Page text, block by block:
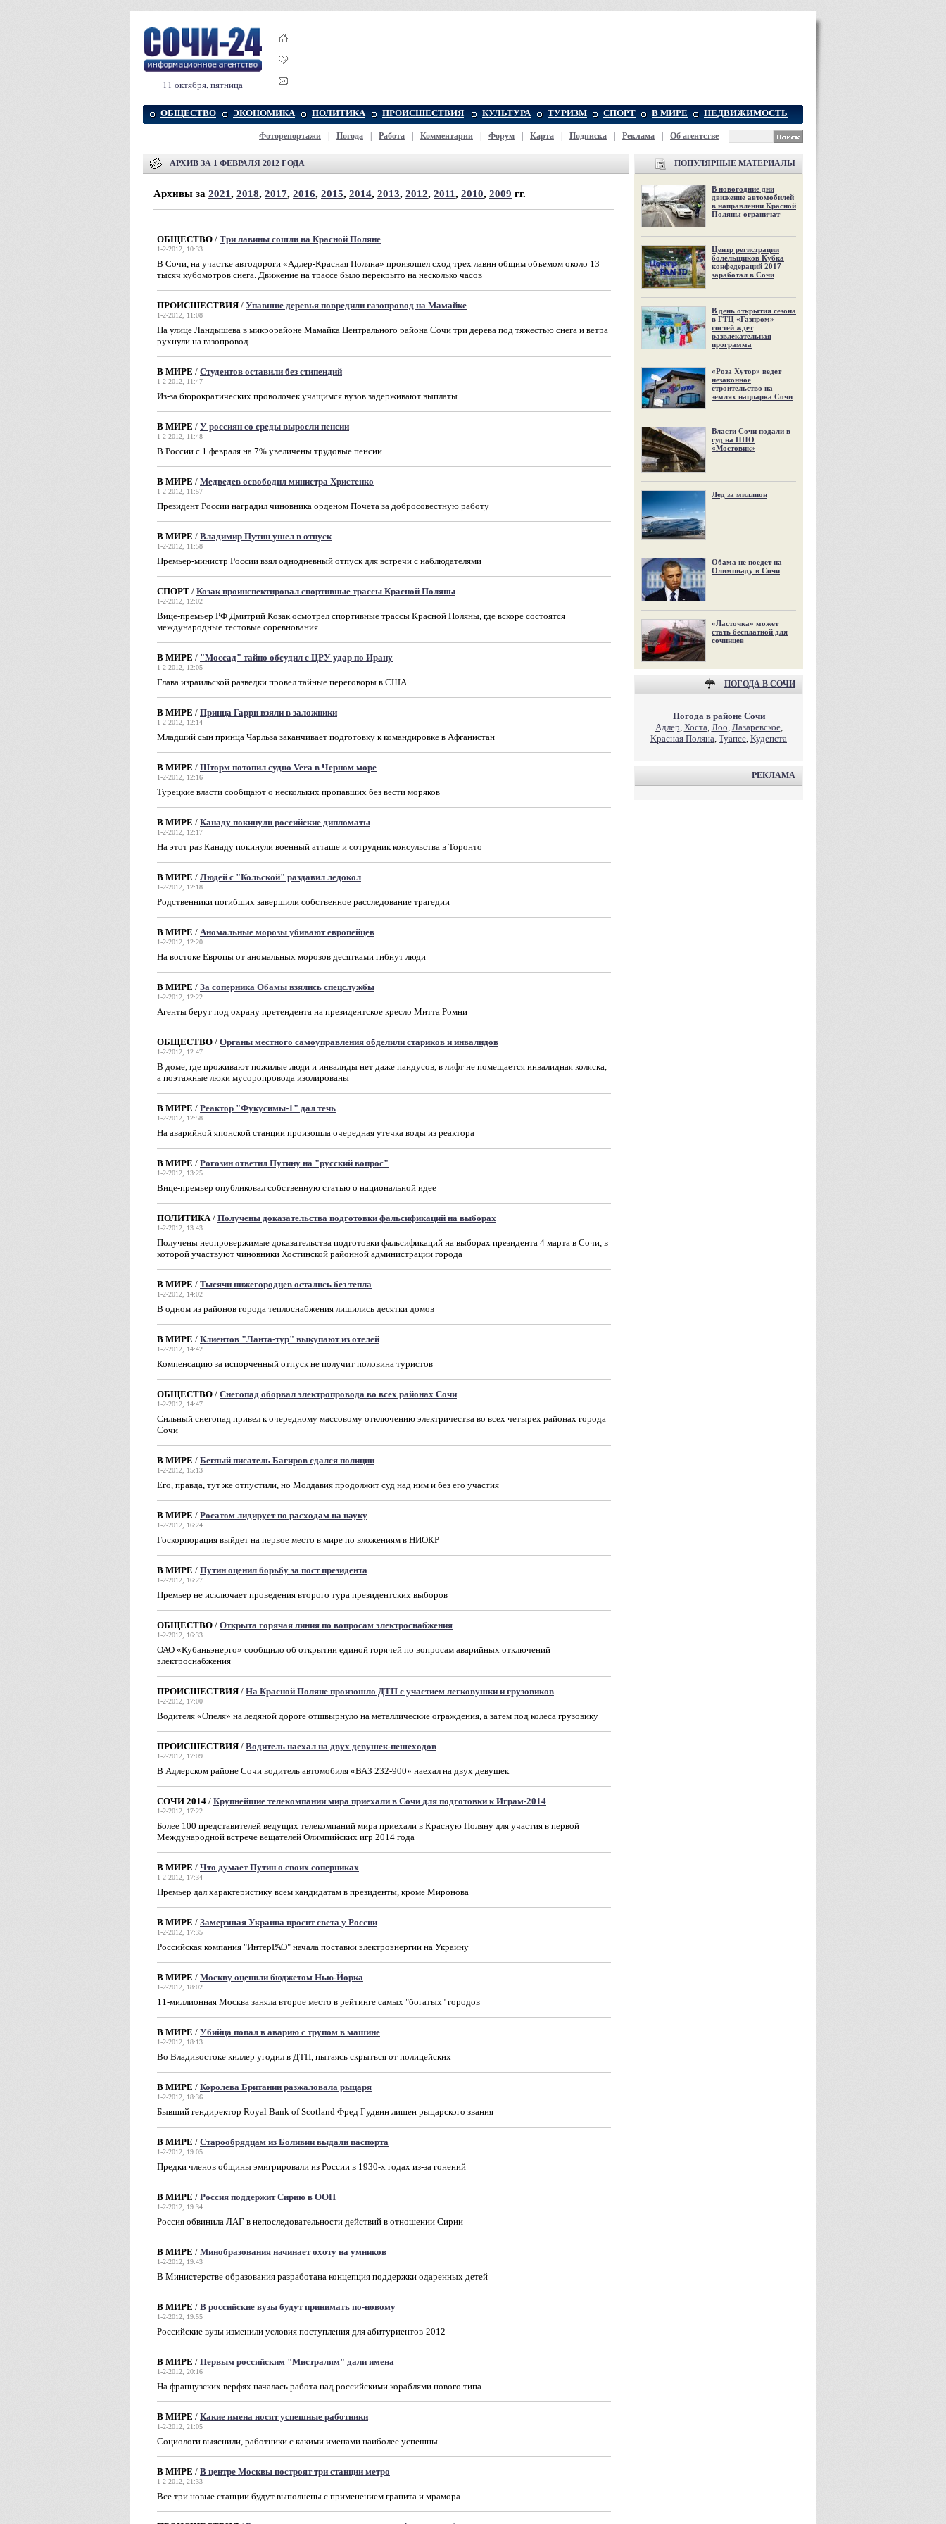
11 октября, пятница
ОБЩЕСТВО ЭКОНОМИКА ПОЛИТИКА ПРОИСШЕСТВИЯ КУЛЬТУРА ТУРИЗМ СПОРТ В МИРЕ НЕДВИЖИМОСТЬ
Фоторепортажи Погода Работа Комментарии Форум Карта Подписка Реклама Об агентстве
АРХИВ ЗА 1 ФЕВРАЛЯ 2012 ГОДА
Архивы за 2021, 2018, 2017, 2016, 2015, 2014, 2013, 2012, 2011, 2010, 2009 гг.
ОБЩЕСТВО / Три лавины сошли на Красной Поляне
1-2-2012, 10:33
В Сочи, на участке автодороги «Адлер-Красная Поляна» произошел сход трех лавин общим объемом около 13
тысяч кубомотров снега. Движение на трассе было перекрыто на несколько часов
ПРОИСШЕСТВИЯ / Упавшие деревья повредили газопровод на Мамайке
1-2-2012, 11:08
На улице Ландышева в микрорайоне Мамайка Центрального района Сочи три дерева под тяжестью снега и ветра
рухнули на газопровод
В МИРЕ / Студентов оставили без стипендий
1-2-2012, 11:47
Из-за бюрократических проволочек учащимся вузов задерживают выплаты
В МИРЕ / У россиян со среды выросли пенсии
1-2-2012, 11:48
В России с 1 февраля на 7% увеличены трудовые пенсии
В МИРЕ / Медведев освободил министра Христенко
1-2-2012, 11:57
Президент России наградил чиновника орденом Почета за добросовестную работу
В МИРЕ / Владимир Путин ушел в отпуск
1-2-2012, 11:58
Премьер-министр России взял однодневный отпуск для встречи с наблюдателями
СПОРТ / Козак проинспектировал спортивные трассы Красной Поляны
1-2-2012, 12:02
Вице-премьер РФ Дмитрий Козак осмотрел спортивные трассы Красной Поляны, где вскоре состоятся
международные тестовые соревнования
В МИРЕ / "Моссад" тайно обсудил с ЦРУ удар по Ирану
1-2-2012, 12:05
Глава израильской разведки провел тайные переговоры в США
В МИРЕ / Принца Гарри взяли в заложники
1-2-2012, 12:14
Младший сын принца Чарльза заканчивает подготовку к командировке в Афганистан
В МИРЕ / Шторм потопил судно Vera в Черном море
1-2-2012, 12:16
Турецкие власти сообщают о нескольких пропавших без вести моряков
В МИРЕ / Канаду покинули российские дипломаты
1-2-2012, 12:17
На этот раз Канаду покинули военный атташе и сотрудник консульства в Торонто
В МИРЕ / Людей с "Кольской" раздавил ледокол
1-2-2012, 12:18
Родственники погибших завершили собственное расследование трагедии
В МИРЕ / Аномальные морозы убивают европейцев
1-2-2012, 12:20
На востоке Европы от аномальных морозов десятками гибнут люди
В МИРЕ / За соперника Обамы взялись спецслужбы
1-2-2012, 12:22
Агенты берут под охрану претендента на президентское кресло Митта Ромни
ОБЩЕСТВО / Органы местного самоуправления обделили стариков и инвалидов
1-2-2012, 12:47
В доме, где проживают пожилые люди и инвалиды нет даже пандусов, в лифт не помещается инвалидная коляска,
а поэтажные люки мусоропровода изолированы
В МИРЕ / Реактор "Фукусимы-1" дал течь
1-2-2012, 12:58
На аварийной японской станции произошла очередная утечка воды из реактора
В МИРЕ / Рогозин ответил Путину на "русский вопрос"
1-2-2012, 13:25
Вице-премьер опубликовал собственную статью о национальной идее
ПОЛИТИКА/ Получены доказательства подготовки фальсификаций на выборах
1-2-2012, 13:43
Получены неопровержимые доказательства подготовки фальсификаций на выборах президента 4 марта в Сочи, в
которой участвуют чиновники Хостинской районной администрации города
В МИРЕ / Тысячи нижегородцев остались без тепла
1-2-2012, 14:02
В одном из районов города теплоснабжения лишились десятки домов
В МИРЕ / Клиентов "Ланта-тур" выкупают из отелей
1-2-2012, 14:42
Компенсацию за испорченный отпуск не получит половина туристов
ОБЩЕСТВО / Снегопад оборвал электропровода во всех районах Сочи
1-2-2012, 14:47
Сильный снегопад привел к очередному массовому отключению электричества во всех четырех районах города
Сочи
В МИРЕ / Беглый писатель Багиров сдался полиции
1-2-2012, 15:13
Его, правда, тут же отпустили, но Молдавия продолжит суд над ним и без его участия
В МИРЕ / Росатом лидирует по расходам на науку
1-2-2012, 16:24
Госкорпорация выйдет на первое место в мире по вложениям в НИОКР
В МИРЕ / Путин оценил борьбу за пост президента
1-2-2012, 16:27
Премьер не исключает проведения второго тура президентских выборов
ОБЩЕСТВО / Открыта горячая линия по вопросам электроснабжения
1-2-2012, 16:33
ОАО «Кубаньэнерго» сообщило об открытии единой горячей по вопросам аварийных отключений
электроснабжения
ПРОИСШЕСТВИЯ / На Красной Поляне произошло ДТП с участием легковушки и грузовиков
1-2-2012, 17:00
Водителя «Опеля» на ледяной дороге отшвырнуло на металлические ограждения, а затем под колеса грузовику
ПРОИСШЕСТВИЯ / Водитель наехал на двух девушек-пешеходов
1-2-2012, 17:09
В Адлерском районе Сочи водитель автомобиля «ВАЗ 232-900» наехал на двух девушек
СОЧИ 2014 / Крупнейшие телекомпании мира приехали в Сочи для подготовки к Играм-2014
1-2-2012, 17:22
Более 100 представителей ведущих телекомпаний мира приехали в Красную Поляну для участия в первой
Международной встрече вещателей Олимпийских игр 2014 года
В МИРЕ / Что думает Путин о своих соперниках
1-2-2012, 17:34
Премьер дал характеристику всем кандидатам в президенты, кроме Миронова
В МИРЕ / Замерзшая Украина просит света у России
1-2-2012, 17:35
Российская компания "ИнтерРАО" начала поставки электроэнергии на Украину
В МИРЕ / Москву оценили бюджетом Нью-Йорка
1-2-2012, 18:02
11-миллионная Москва заняла второе место в рейтинге самых "богатых" городов
В МИРЕ / Убийца попал в аварию с трупом в машине
1-2-2012, 18:13
Во Владивостоке киллер угодил в ДТП, пытаясь скрыться от полицейских
В МИРЕ / Королева Британии разжаловала рыцаря
1-2-2012, 18:36
Бывший гендиректор Royal Bank of Scotland Фред Гудвин лишен рыцарского звания
В МИРЕ / Старообрядцам из Боливии выдали паспорта
1-2-2012, 19:05
Предки членов общины эмигрировали из России в 1930-х годах из-за гонений
В МИРЕ / Россия поддержит Сирию в ООН
1-2-2012, 19:34
Россия обвинила ЛАГ в непоследовательности действий в отношении Сирии
В МИРЕ / Минобразования начинает охоту на умников
1-2-2012, 19:43
В Министерстве образования разработана концепция поддержки одаренных детей
В МИРЕ / В российские вузы будут принимать по-новому
1-2-2012, 19:55
Российские вузы изменили условия поступления для абитуриентов-2012
В МИРЕ / Первым российским "Мистралям" дали имена
1-2-2012, 20:16
На французских верфях началась работа над российскими кораблями нового типа
В МИРЕ / Какие имена носят успешные работники
1-2-2012, 21:05
Социологи выяснили, работники с какими именами наиболее успешны
В МИРЕ / В центре Москвы построят три станции метро
1-2-2012, 21:33
Все три новые станции будут выполнены с применением гранита и мрамора
ПОПУЛЯРНЫЕ МАТЕРИАЛЫ
В новогодние дни
движение автомобилей
в направлении Красной
Поляны ограничат
Центр регистрации
болельщиков Кубка
конфедераций 2017
заработал в Сочи
В день открытия сезона
в ГТЦ «Газпром»
гостей ждет
развлекательная
программа
«Роза Хутор» ведет
незаконное
строительство на
землях нацпарка Сочи
Власти Сочи подали в
суд на НПО
«Мостовик»
Лед за миллион
Обама не поедет на
Олимпиаду в Сочи
«Ласточка» может
стать бесплатной для
сочинцев
ПОГОДА В СОЧИ
Погода в районе Сочи
Адлер, Хоста, Лоо, Лазаревское,
Красная Поляна, Туапсе, Кудепста
РЕКЛАМА